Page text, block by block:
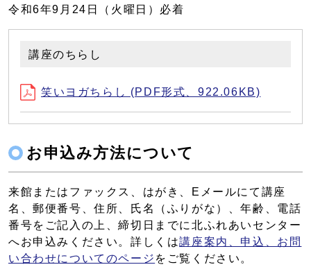
令和6年9月24日（火曜日）必着
講座のちらし
笑いヨガちらし (PDF形式、922.06KB)
お申込み方法について
来館またはファックス、はがき、Eメールにて講座
名、郵便番号、住所、氏名（ふりがな）、年齢、電話
番号をご記入の上、締切日までに北ふれあいセンター
へお申込みください。詳しくは講座案内、申込、お問
い合わせについてのページ をご覧ください。